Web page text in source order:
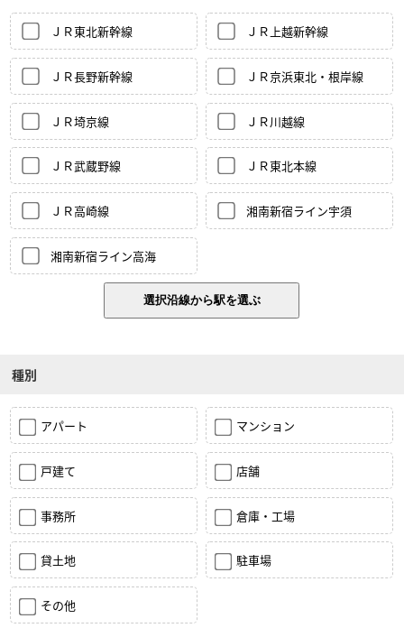
ＪＲ東北新幹線 ＪＲ上越新幹線
ＪＲ長野新幹線 ＪＲ京浜東北・根岸線
ＪＲ埼京線 ＪＲ川越線
ＪＲ武蔵野線 ＪＲ東北本線
ＪＲ高崎線 湘南新宿ライン宇須
湘南新宿ライン高海
種別
アパート マンション
戸建て 店舗
事務所 倉庫・工場
貸土地 駐車場
その他